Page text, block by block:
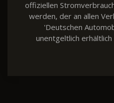
offiziellen
werden, der an allen
'Deutschen
unentgeltlich